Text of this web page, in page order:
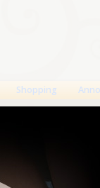
Shopping